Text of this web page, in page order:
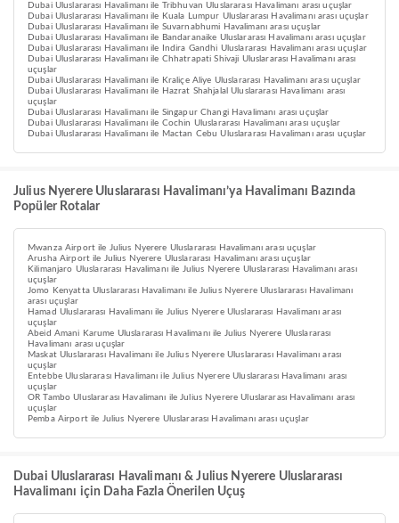
Dubai Uluslararası Havalimanı ile Tribhuvan Uluslararası Havalimanı arası uçuşlar
Dubai Uluslararası Havalimanı ile Kuala Lumpur Uluslararası Havalimanı arası uçuşlar
Dubai Uluslararası Havalimanı ile Suvarnabhumi Havalimanı arası uçuşlar
Dubai Uluslararası Havalimanı ile Bandaranaike Uluslararası Havalimanı arası uçuşlar
Dubai Uluslararası Havalimanı ile Indira Gandhi Uluslararası Havalimanı arası uçuşlar
Dubai Uluslararası Havalimanı ile Chhatrapati Shivaji Uluslararası Havalimanı arası
uçuşlar
Dubai Uluslararası Havalimanı ile Kraliçe Aliye Uluslararası Havalimanı arası uçuşlar
Dubai Uluslararası Havalimanı ile Hazrat Shahjalal Uluslararası Havalimanı arası
uçuşlar
Dubai Uluslararası Havalimanı ile Singapur Changi Havalimanı arası uçuşlar
Dubai Uluslararası Havalimanı ile Cochin Uluslararası Havalimanı arası uçuşlar
Dubai Uluslararası Havalimanı ile Mactan Cebu Uluslararası Havalimanı arası uçuşlar
Julius Nyerere Uluslararası Havalimanı’ya Havalimanı Bazında
Popüler Rotalar
Mwanza Airport ile Julius Nyerere Uluslararası Havalimanı arası uçuşlar
Arusha Airport ile Julius Nyerere Uluslararası Havalimanı arası uçuşlar
Kilimanjaro Uluslararası Havalimanı ile Julius Nyerere Uluslararası Havalimanı arası
uçuşlar
Jomo Kenyatta Uluslararası Havalimanı ile Julius Nyerere Uluslararası Havalimanı
arası uçuşlar
Hamad Uluslararası Havalimanı ile Julius Nyerere Uluslararası Havalimanı arası
uçuşlar
Abeid Amani Karume Uluslararası Havalimanı ile Julius Nyerere Uluslararası
Havalimanı arası uçuşlar
Maskat Uluslararası Havalimanı ile Julius Nyerere Uluslararası Havalimanı arası
uçuşlar
Entebbe Uluslararası Havalimanı ile Julius Nyerere Uluslararası Havalimanı arası
uçuşlar
OR Tambo Uluslararası Havalimanı ile Julius Nyerere Uluslararası Havalimanı arası
uçuşlar
Pemba Airport ile Julius Nyerere Uluslararası Havalimanı arası uçuşlar
Dubai Uluslararası Havalimanı & Julius Nyerere Uluslararası
Havalimanı için Daha Fazla Önerilen Uçuş